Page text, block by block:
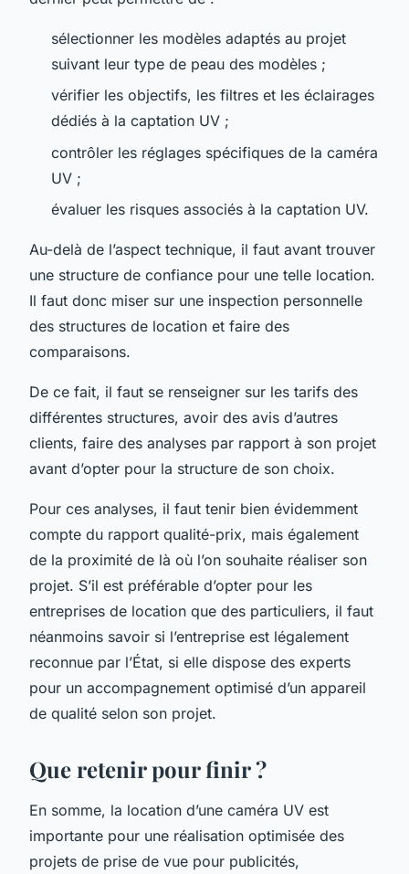
sélectionner les modèles adaptés au projet
suivant leur type de peau des modèles ;
vérifier les objectifs, les filtres et les éclairages
dédiés à la captation UV ;
contrôler les réglages spécifiques de la caméra
UV ;
évaluer les risques associés à la captation UV.
Au-delà de l’aspect technique, il faut avant trouver
une structure de confiance pour une telle location.
Il faut donc miser sur une inspection personnelle
des structures de location et faire des
comparaisons.
De ce fait, il faut se renseigner sur les tarifs des
différentes structures, avoir des avis d’autres
clients, faire des analyses par rapport à son projet
avant d’opter pour la structure de son choix.
Pour ces analyses, il faut tenir bien évidemment
compte du rapport qualité-prix, mais également
de la proximité de là où l’on souhaite réaliser son
projet. S’il est préférable d’opter pour les
entreprises de location que des particuliers, il faut
néanmoins savoir si l’entreprise est légalement
reconnue par l’État, si elle dispose des experts
pour un accompagnement optimisé d’un appareil
de qualité selon son projet.
Que retenir pour finir ?
En somme, la location d’une caméra UV est
importante pour une réalisation optimisée des
projets de prise de vue pour publicités,